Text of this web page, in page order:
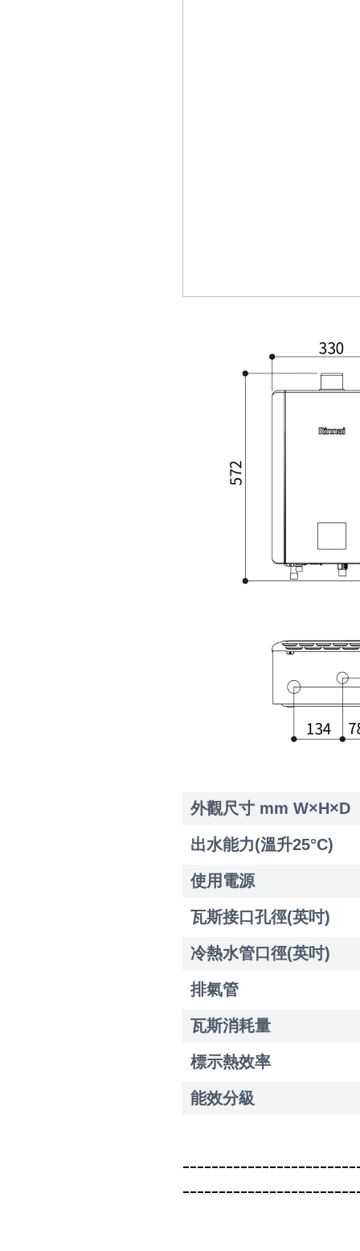
外觀尺寸 mm W×H×D
出水能力(溫升25°C)
使用電源
瓦斯接口孔徑(英吋)
冷熱水管口徑(英吋)
排氣管
瓦斯消耗量
標示熱效率
能效分級